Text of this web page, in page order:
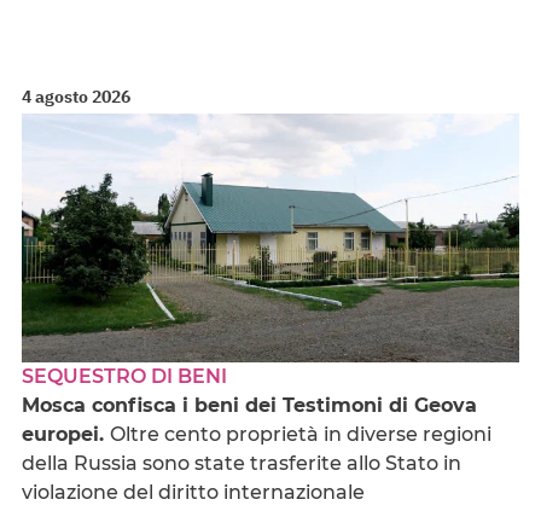
4 agosto 2026
SEQUESTRO DI BENI
Mosca confisca i beni dei Testimoni di Geova
europei. Oltre cento proprietà in diverse regioni
della Russia sono state trasferite allo Stato in
violazione del diritto internazionale